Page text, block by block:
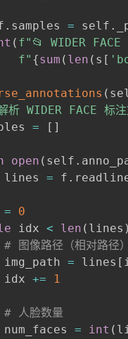
. samples = self .
( f"📂 WIDER FACE
f" {sum ( len ( s [
(
析 WIDER FACE 标
= [ ]
open ( self .
lines
= f .
=
0
idx < len ( lines )
# 图像路径（相对路径）
img_path
= lines [
idx
+= 1
# 人脸数量
num_faces
= int (